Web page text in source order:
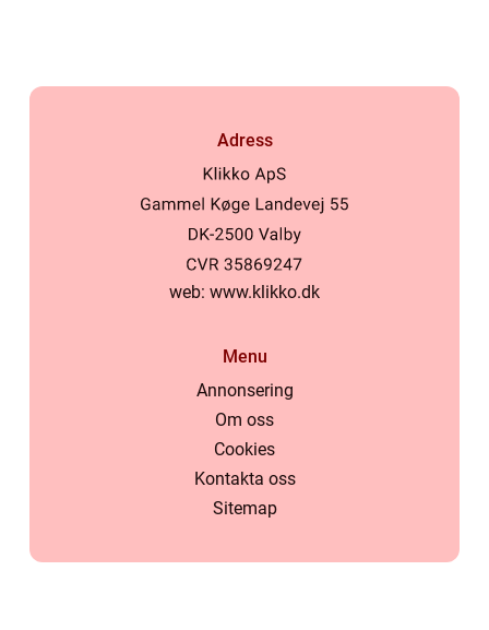
Adress
web: www.klikko.dk
Menu
Annonsering
Om oss
Cookies
Kontakta oss
Sitemap